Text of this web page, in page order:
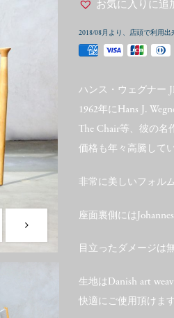
お気に入りに追
2018/08月より、店頭で利用出
ハンス・ウェグナー
1962年にHans J.
The Chair等、彼の名
価格も年々高騰して
非常に美しいフォル
座面裏側には
目立ったダメージは
生地はDanish art
快適にご使用頂けます